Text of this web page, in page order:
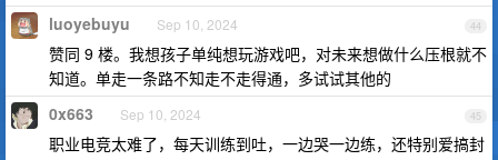
44
luoyebuyu Sep 10, 2024
赞同 9 楼。我想孩子单纯想玩游戏吧，对未来想做什么压根就不
知道。单走一条路不知走不走得通，多试试其他的
45
0x663 Sep 10, 2024
职业电竞太难了，每天训练到吐，一边哭一边练，还特别爱搞封